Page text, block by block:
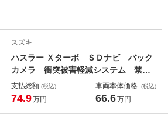
スズキ
ハスラー Ｘターボ ＳＤナビ バック
カメラ 衝突被害軽減システム 禁煙
車 シートヒーター スマートキー
ＨＩＤヘッド ビルトインＥＴＣ 純
支払総額 (税込)
74.9万円
車両本体価格 (税込)
66.6万円